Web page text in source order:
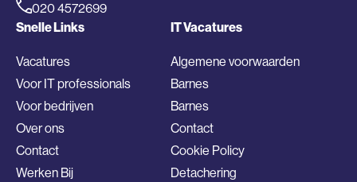
020 4572699
Snelle Links
Vacatures
Voor IT professionals
Voor bedrijven
Over ons
Contact
Werken Bij
IT Vacatures
Algemene voorwaarden
Barnes
Barnes
Contact
Cookie Policy
Detachering